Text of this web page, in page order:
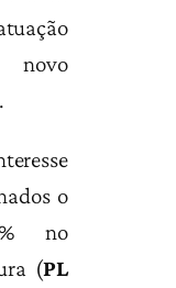
o
no
(PL